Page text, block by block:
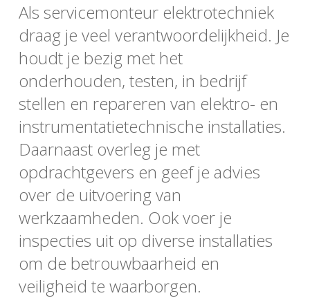
Als servicemonteur elektrotechniek
draag je veel verantwoordelijkheid. Je
houdt je bezig met het
onderhouden, testen, in bedrijf
stellen en repareren van elektro- en
instrumentatietechnische installaties.
Daarnaast overleg je met
opdrachtgevers en geef je advies
over de uitvoering van
werkzaamheden. Ook voer je
inspecties uit op diverse installaties
om de betrouwbaarheid en
veiligheid te waarborgen.